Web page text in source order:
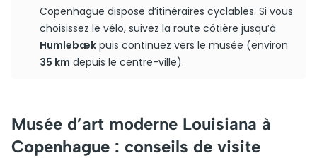
Copenhague dispose d’itinéraires cyclables. Si vous
choisissez le vélo, suivez la route côtière jusqu’à
Humlebæk puis continuez vers le musée (environ
35 km depuis le centre-ville).
Musée d’art moderne Louisiana à
Copenhague : conseils de visite